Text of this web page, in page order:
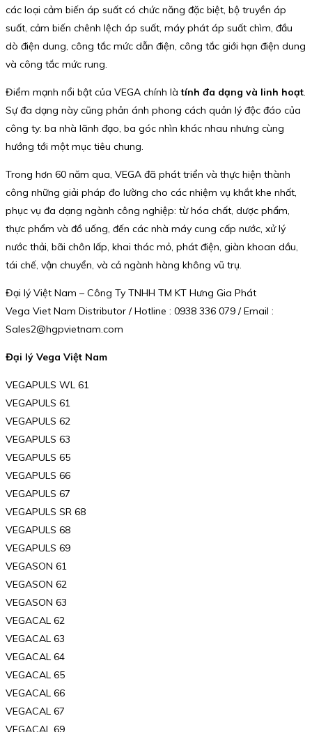
các loại cảm biến áp suất có chức năng đặc biệt, bộ truyền áp
suất, cảm biến chênh lệch áp suất, máy phát áp suất chìm, đầu
dò điện dung, công tắc mức dẫn điện, công tắc giới hạn điện dung
và công tắc mức rung.
Điểm mạnh nổi bật của VEGA chính làtính đa dạng và linh hoạt.
Sự đa dạng này cũng phản ánh phong cách quản lý độc đáo của
công ty: ba nhà lãnh đạo, ba góc nhìn khác nhau nhưng cùng
hướng tới một mục tiêu chung.
Trong hơn 60 năm qua, VEGA đã phát triển và thực hiện thành
công những giải pháp đo lường cho các nhiệm vụ khắt khe nhất,
phục vụ đa dạng ngành công nghiệp: từ hóa chất, dược phẩm,
thực phẩm và đồ uống, đến các nhà máy cung cấp nước, xử lý
nước thải, bãi chôn lấp, khai thác mỏ, phát điện, giàn khoan dầu,
tái chế, vận chuyển, và cả ngành hàng không vũ trụ.
Đại lý Việt Nam – Công Ty TNHH TM KT Hưng Gia Phát
Vega Viet Nam Distributor / Hotline : 0938 336 079 / Email :
Sales2@hgpvietnam.com
Đại lý Vega Việt Nam
VEGAPULS WL 61
VEGAPULS 61
VEGAPULS 62
VEGAPULS 63
VEGAPULS 65
VEGAPULS 66
VEGAPULS 67
VEGAPULS SR 68
VEGAPULS 68
VEGAPULS 69
VEGASON 61
VEGASON 62
VEGASON 63
VEGACAL 62
VEGACAL 63
VEGACAL 64
VEGACAL 65
VEGACAL 66
VEGACAL 67
VEGACAL 69